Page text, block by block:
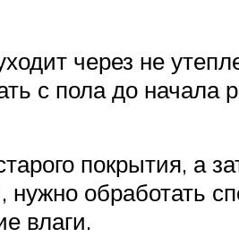
через не
с пола до начала
покрытия, а
обработать
влаги.